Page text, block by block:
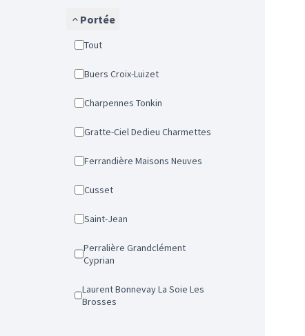
Portée
Tout
Buers Croix-Luizet
Charpennes Tonkin
Gratte-Ciel Dedieu Charmettes
Ferrandière Maisons Neuves
Cusset
Saint-Jean
Perralière Grandclément
Cyprian
Laurent Bonnevay La Soie Les
Brosses